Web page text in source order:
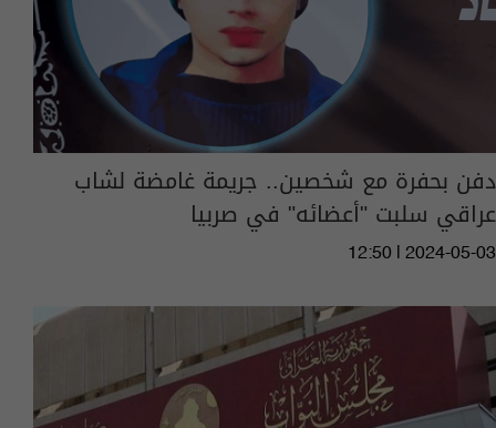
دفن بحفرة مع شخصين.. جريمة غامضة لشاب
عراقي سلبت "أعضائه" في صربيا
12:50 | 2024-05-03